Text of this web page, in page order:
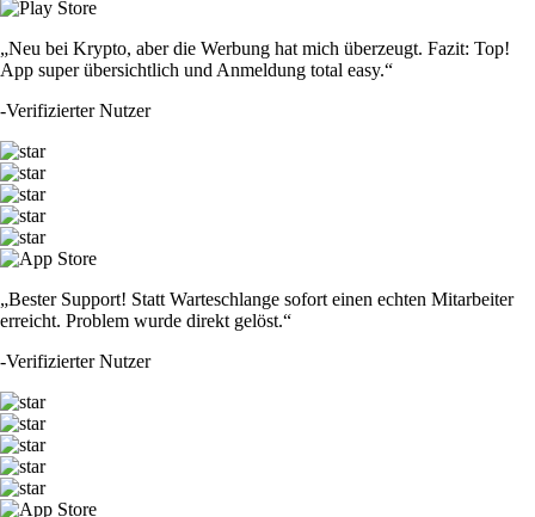
„Neu bei Krypto, aber die Werbung hat mich überzeugt. Fazit: Top!
App super übersichtlich und Anmeldung total easy.“
-Verifizierter Nutzer
„Bester Support! Statt Warteschlange sofort einen echten Mitarbeiter
erreicht. Problem wurde direkt gelöst.“
-Verifizierter Nutzer